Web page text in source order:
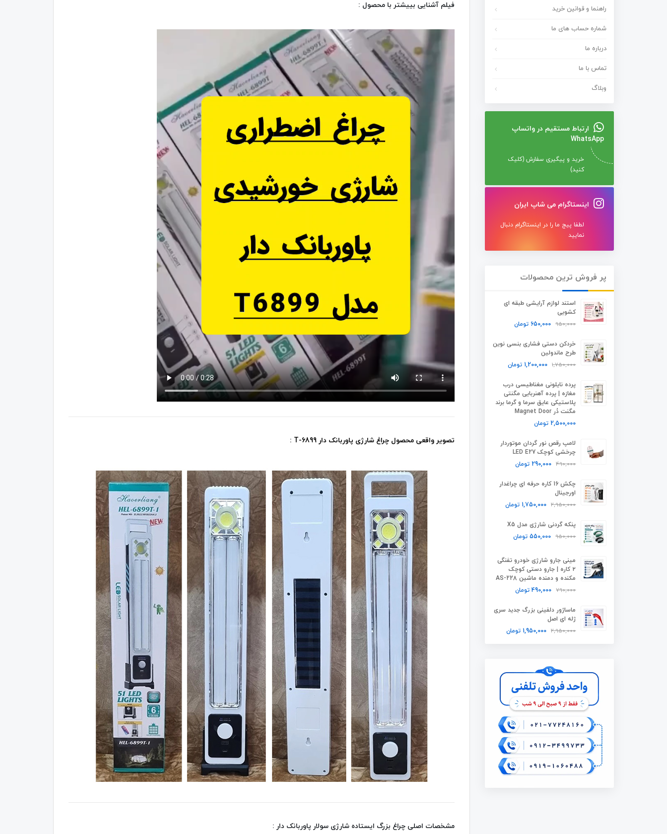
راهنما و قوانین خرید
شماره حساب های ما
درباره ما
تماس با ما
وبلاگ
ارتباط مستقیم در واتساپ
WhatsApp
خرید و پیگیری سفارش (کلیک
کنید)
اینستاگرام می شاپ ایران
لطفا پیج ما را در اینستاگرام دنبال
نمایید
پر فروش ترین محصولات
استند لوازم آرایشی طبقه ای
کشویی
950,000
650,000 تومان
خردکن دستی فشاری بنسی نوین
طرح ماندولین
1,750,000
1,200,000 تومان
پرده نایلونی مغناطیسی درب
مغازه | پرده آهنربایی مگنتی
پلاستیکی عایق سرما و گرما برند
مگنت دُر Magnet Door
2,500,000 تومان
لامپ رقص نور گردان موتوردار
چرخشی کوچک LED E27
490,000
290,000 تومان
چکش 16 کاره حرفه ای چراغدار
اورجینال
2,950,000
1,750,000 تومان
پنکه گردنی شارژی مدل X5
950,000
550,000 تومان
مینی جارو شارژی خودرو تفنگی
۲ کاره | جارو دستی کوچک
مکنده و دمنده ماشین AS-228
790,000
490,000 تومان
ماساژور دلفینی بزرگ جدید سری
ژله ای اصل
2,950,000
1,950,000 تومان
فیلم آشنایی بییشتر با محصول :
تصویر واقعی محصول چراغ شارژی پاوربانک دار 6899-T :
مشخصات اصلی چراغ بزرگ ایستاده شارژی سولار پاوربانک دار :